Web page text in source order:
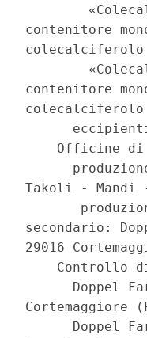
contenitore
contenitore
Officine
Takoli - Mandi
secondario:
29016
Controllo
Doppel
Doppel